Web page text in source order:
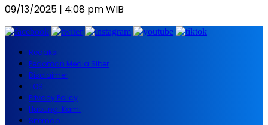
09/13/2025 | 4:08 pm WIB
Redaksi
Pedoman Media Siber
Disclaimer
TOS
Privacy Policy
Hubungi Kami
Sitemap